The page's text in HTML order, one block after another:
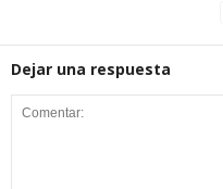
Dejar una respuesta